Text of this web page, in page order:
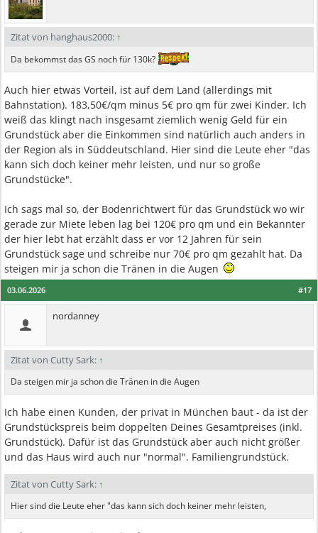
Zitat von hanghaus2000: ↑
Da bekommst das GS noch für 130k?
Auch hier etwas Vorteil, ist auf dem Land (allerdings mit
Bahnstation). 183,50€/qm minus 5€ pro qm für zwei Kinder. Ich
weiß das klingt nach insgesamt ziemlich wenig Geld für ein
Grundstück aber die Einkommen sind natürlich auch anders in
der Region als in Süddeutschland. Hier sind die Leute eher "das
kann sich doch keiner mehr leisten, und nur so große
Grundstücke".
Ich sags mal so, der Bodenrichtwert für das Grundstück wo wir
gerade zur Miete leben lag bei 120€ pro qm und ein Bekannter
der hier lebt hat erzählt dass er vor 12 Jahren für sein
Grundstück sage und schreibe nur 70€ pro qm gezahlt hat. Da
steigen mir ja schon die Tränen in die Augen
#17
03.06.2026
nordanney
Zitat von Cutty Sark: ↑
Da steigen mir ja schon die Tränen in die Augen
Ich habe einen Kunden, der privat in München baut - da ist der
Grundstückspreis beim doppelten Deines Gesamtpreises (inkl.
Grundstück). Dafür ist das Grundstück aber auch nicht größer
und das Haus wird auch nur "normal". Familiengrundstück.
Zitat von Cutty Sark: ↑
Hier sind die Leute eher "das kann sich doch keiner mehr leisten,